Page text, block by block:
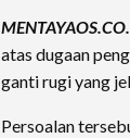
atas dugaan
ganti rugi yang
Persoalan